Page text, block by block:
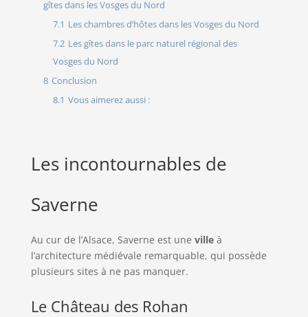
gîtes dans les Vosges du Nord
7.1 Les chambres d’hôtes dans les Vosges du Nord
7.2 Les gîtes dans le parc naturel régional des
Vosges du Nord
8 Conclusion
8.1 Vous aimerez aussi :
Les incontournables de
Saverne
Au cur de l’Alsace, Saverne est une villeà
l’architecture médiévale remarquable, qui possède
plusieurs sites à ne pas manquer.
Le Château des Rohan